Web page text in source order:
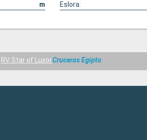
m Eslora:
RV Star of LuxorCruceros Egipto